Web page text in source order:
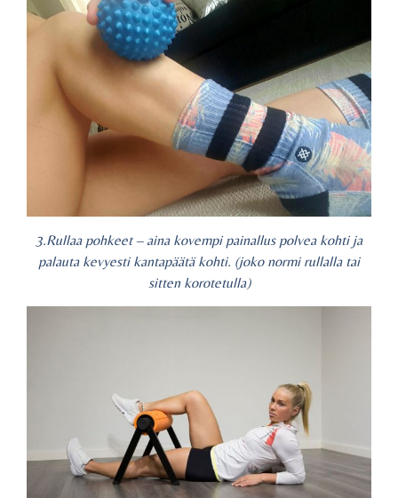
3.Rullaa pohkeet – aina kovempi painallus polvea kohti ja
palauta kevyesti kantapäätä kohti. (joko normi rullalla tai
sitten korotetulla)